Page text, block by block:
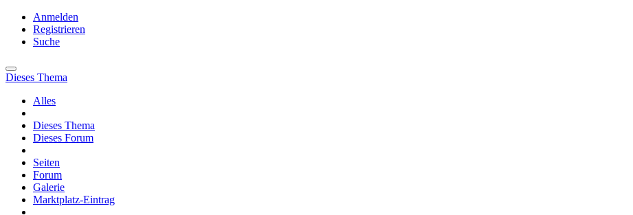
Anmelden
Registrieren
Suche
Dieses Thema
Alles
Dieses Thema
Dieses Forum
Seiten
Forum
Galerie
Marktplatz-Eintrag